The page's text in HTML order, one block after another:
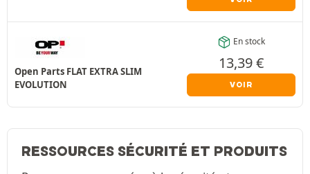
Open Parts FLAT EXTRA SLIM
EVOLUTION
En stock
13,39€
VOIR
RESSOURCES SÉCURITÉ ET PRODUITS